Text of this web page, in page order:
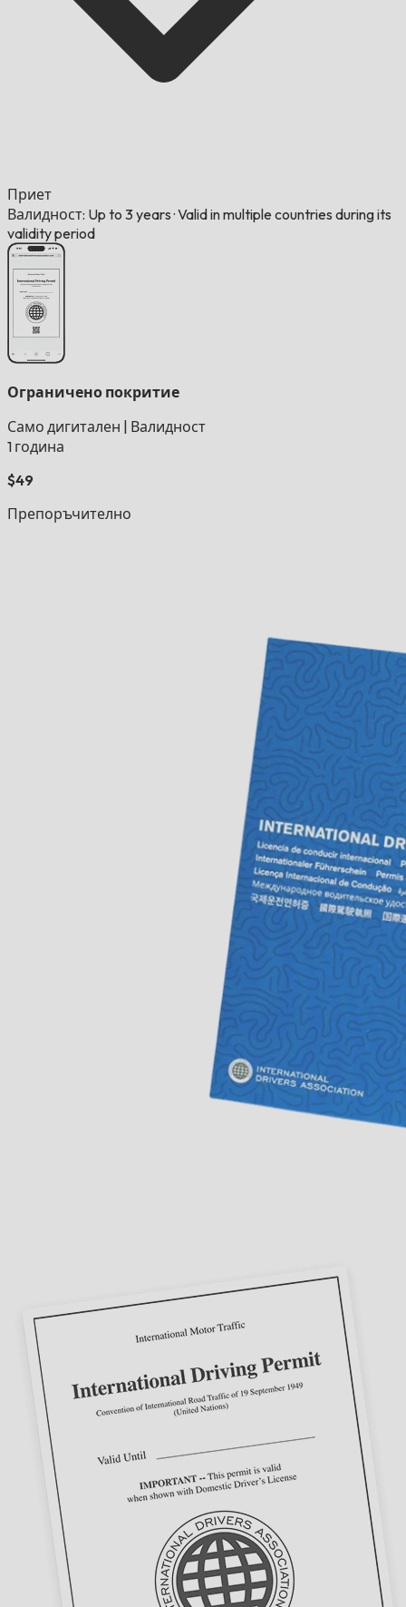
Приет
Валидност: Up to 3 years ·Valid in multiple countries during its
validity period
Ограничено покритие
Само дигитален
Валидност
1 година
$49
Препоръчително